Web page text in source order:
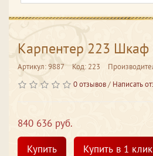
Карпентер 223 Шкаф
Артикул: 9887 Код: 223
0 отзывов/ Написать
840 636 руб.
Купить
Купить в 1 клик